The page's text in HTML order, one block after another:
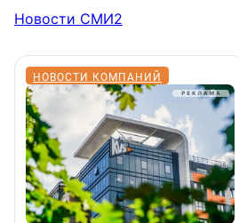
Новости СМИ2
НОВОСТИ КОМПАНИЙ